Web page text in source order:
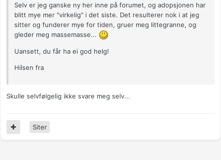
Selv er jeg ganske ny her inne på forumet, og adopsjonen har
blitt mye mer "virkelig" i det siste. Det resulterer nok i at jeg
sitter og funderer mye for tiden, gruer meg littegranne, og
gleder meg massemasse...
Uansett, du får ha ei god helg!
Hilsen fra
Skulle selvfølgelig ikke svare meg selv...
Siter